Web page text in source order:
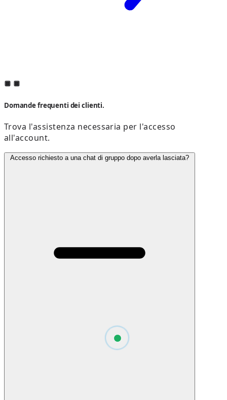
Domande frequenti dei clienti.
Trova l'assistenza necessaria per l'accesso
all'account.
Accesso richiesto a una chat di gruppo dopo averla lasciata?